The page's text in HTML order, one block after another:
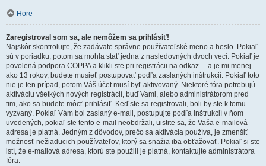
Hore
Zaregistroval som sa, ale nemôžem sa prihlásiť!
Najskôr skontrolujte, že zadávate správne používateľské meno a heslo. Pokiaľ
sú v poriadku, potom sa mohla stať jedna z nasledovných dvoch vecí. Pokiaľ je
povolená podpora COPPA a klikli ste pri registrácii na odkaz ... a je mi menej
ako 13 rokov, budete musieť postupovať podľa zaslaných inštrukcií. Pokiaľ toto
nie je ten prípad, potom Váš účet musí byť aktivovaný. Niektoré fóra potrebujú
aktiváciu všetkých nových registrácií, buď Vami, alebo administrátorom pred
tim, ako sa budete môcť prihlásiť. Keď ste sa registrovali, boli by ste k tomu
vyzvaný. Pokiaľ Vám bol zaslaný e-mail, postupujte podľa inštrukcií v ňom
uvedených, pokiaľ ste tento e-mail neobdržali, uistite sa, že Vaša e-mailová
adresa je platná. Jedným z dôvodov, prečo sa aktivácia používa, je zmenšiť
možnosť nežiaducich používateľov, ktorý sa snažia iba obťažovať. Pokiaľ si ste
istí, že e-mailová adresa, ktorú ste použili je platná, kontaktujte administrátora
fóra.